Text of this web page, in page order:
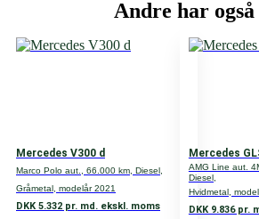
HK
48
Andre har også
Mercedes V300 d
Marco Polo aut., 66.000 km, Diesel,
Gråmetal, modelår 2021
DKK 5.332 pr. md. ekskl. moms
Mercedes
AMG Line aut.
Diesel,
Hvidmetal,
DKK 9.836 pr.